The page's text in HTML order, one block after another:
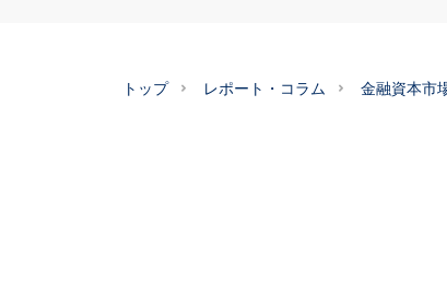
トップ レポート・コラム 金融資本市